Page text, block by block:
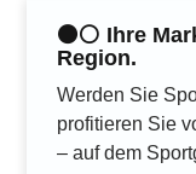
⚫️⚪️ Ihre
Region.
Werden Sie
profitieren Sie
– auf dem